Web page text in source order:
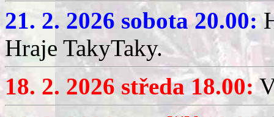
21. 2. 2026 sobota 20.00:
Hraje TakyTaky.
18. 2. 2026 středa 18.00: